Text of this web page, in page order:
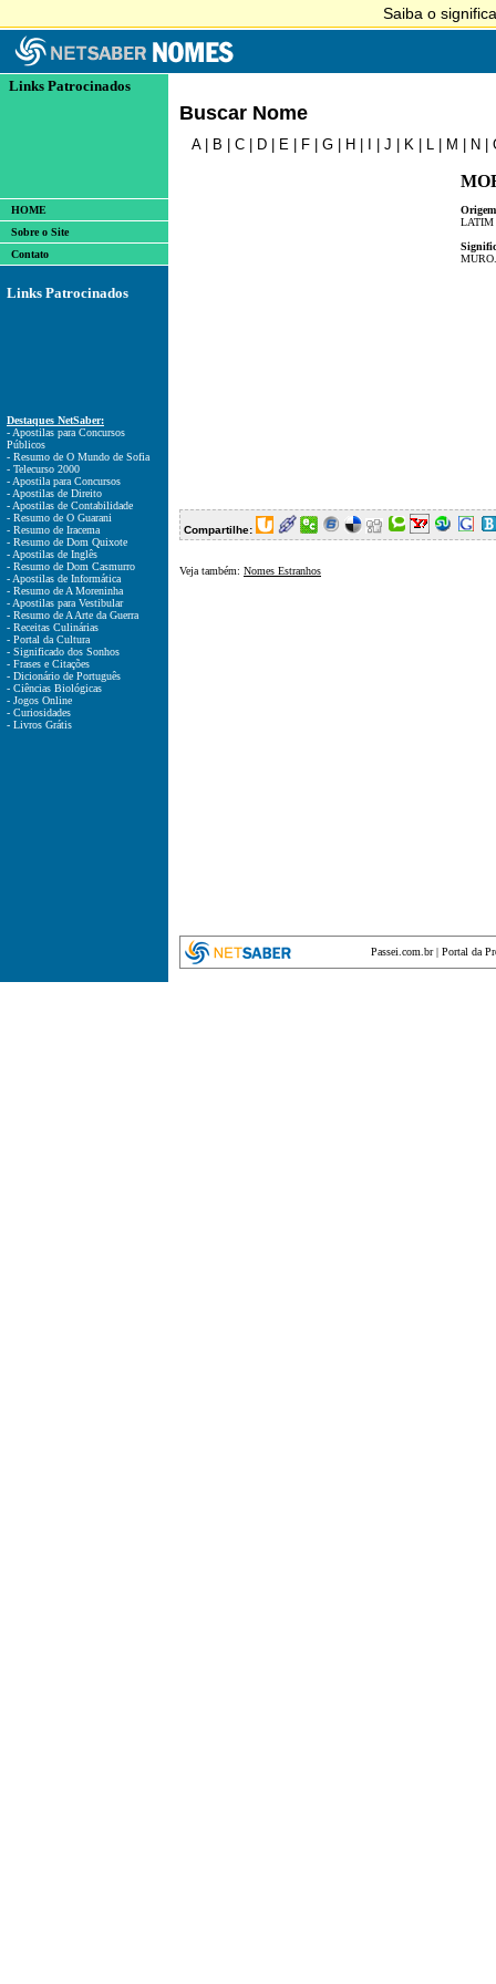
Links Patrocinados
HOME
Sobre o Site
Contato
Links Patrocinados
Destaques NetSaber:
- Apostilas para Concursos
Públicos
- Resumo de O Mundo de Sofia
- Telecurso 2000
- Apostila para Concursos
- Apostilas de Direito
- Apostilas de Contabilidade
- Resumo de O Guarani
- Resumo de Iracema
- Resumo de Dom Quixote
- Apostilas de Inglês
- Resumo de Dom Casmurro
- Apostilas de Informática
- Resumo de A Moreninha
- Apostilas para Vestibular
- Resumo de A Arte da Guerra
- Receitas Culinárias
- Portal da Cultura
- Significado dos Sonhos
- Frases e Citações
- Dicionário de Português
- Ciências Biológicas
- Jogos Online
- Curiosidades
- Livros Grátis
Buscar Nome
A| B C D E F G H J K L M N
LATIM
MURO.
Compartilhe:
Veja também: Nomes Estranhos
Passei.com.br| Portal da